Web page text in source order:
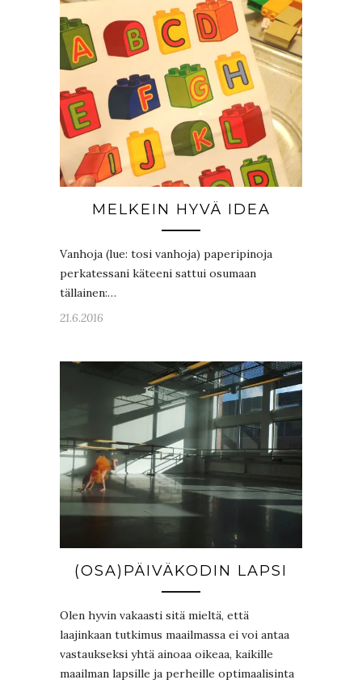
MELKEIN HYVÄ IDEA
Vanhoja (lue: tosi vanhoja) paperipinoja
perkatessani käteeni sattui osumaan
tällainen:…
21.6.2016
(OSA)PÄIVÄKODIN LAPSI
Olen hyvin vakaasti sitä mieltä, että
laajinkaan tutkimus maailmassa ei voi antaa
vastaukseksi yhtä ainoaa oikeaa, kaikille
maailman lapsille ja perheille optimaalisinta